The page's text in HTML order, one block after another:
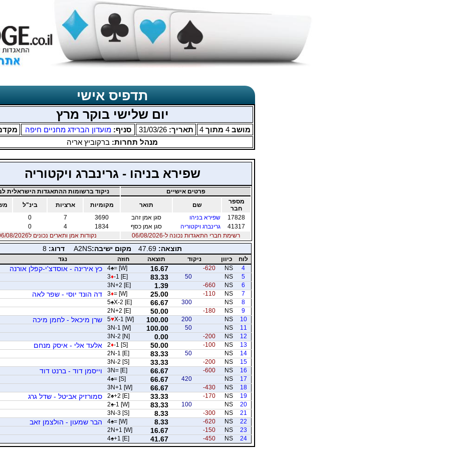
תדפיס אישי
יום שלישי בוקר מרץ
מושב 4 מתוך 4 תאריך:31/03/26 סניף:מועדון הברידג מחניים חיפה
מנהל תחרות: ברקוביץ אריה
שפירא בניהו - גרינברג ויקטוריה
פרטים אישיים
ניקוד ברשומות ההתאגדות הישראלית
מספר
חבר
שם תואר מקומיות ארציות בינ"ל
17828
שפירא בניהו סגן אמן זהב 3690
7
0
41317
גרינברג ויקטוריה סגן אמן כסף 1834
4
0
רשימת חברי התאגדות נכונה ל-06/08/2026
נקודות אמן ותארים נכונים ל06/08/2026
תוצאה: 47.69 מקום ישיבה:A2NS דרוג: 8
לוח כיוון ניקוד תוצאה חוזה
נגד
4
NS
-620
16.67
4♠= [W] כץ אירינה - אוסדצ'י-קפלן אורנה
5
NS
50
83.33
3♦-1 [E]
6
NS
-660
1.39
3N+2 [E]
7
NS
-110
25.00
3♦= [W] דה הונד יוסי - שפר לאה
8
NS
300
66.67
5♠X-2 [E]
9
NS
-180
50.00
2N+2 [E]
10
NS
200
100.00
5♥X-1 [W] שרן מיכאל - לחמן מיכה
11
NS
50
100.00
3N-1 [W]
12
NS
-200
0.00
3N-2 [N]
13
NS
-100
50.00
2♦-1 [S] אלעד אלי - איסק מנחם
14
NS
50
83.33
2N-1 [E]
15
NS
-200
33.33
3N-2 [S]
16
NS
-600
66.67
3N= [E] וייסמן דוד - ברנט דוד
17
NS
420
66.67
4♠= [S]
18
NS
-430
66.67
3N+1 [W]
19
NS
-170
33.33
2♠+2 [E] סמורזיק אביטל - שדל גרג
20
NS
100
83.33
2♠-1 [W]
21
NS
-300
8.33
3N-3 [S]
22
NS
-620
8.33
4♠= [W] הבר שמעון - הולצמן זאב
23
NS
-150
16.67
2N+1 [W]
24
NS
-450
41.67
4♠+1 [E]